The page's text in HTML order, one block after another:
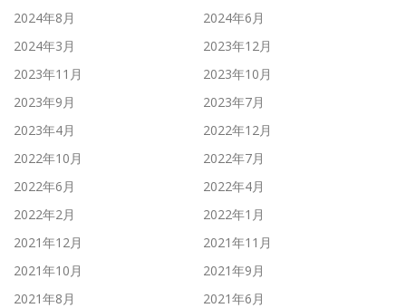
2024年8月
2024年6月
2024年3月
2023年12月
2023年11月
2023年10月
2023年9月
2023年7月
2023年4月
2022年12月
2022年10月
2022年7月
2022年6月
2022年4月
2022年2月
2022年1月
2021年12月
2021年11月
2021年10月
2021年9月
2021年8月
2021年6月